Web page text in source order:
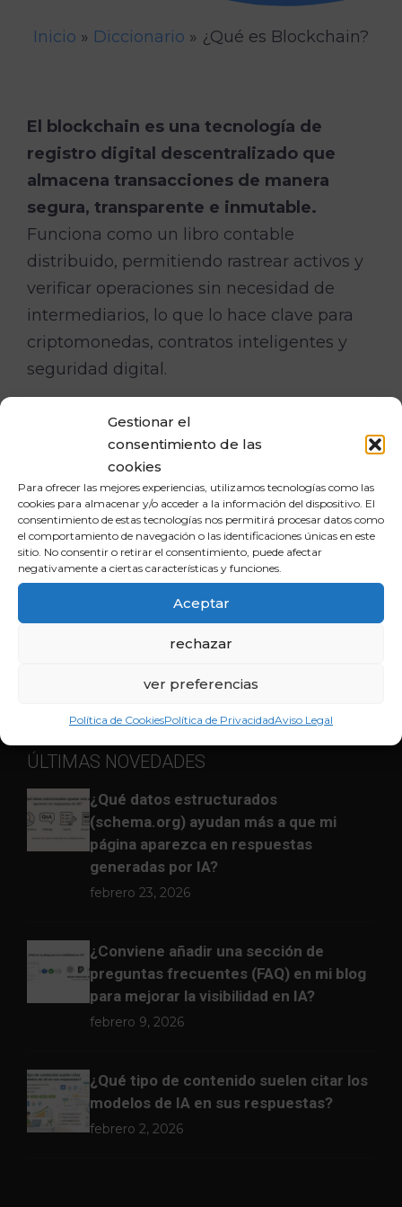
Gestionar el
consentimiento de las
cookies
Para ofrecer las mejores experiencias, utilizamos tecnologías como las
cookies para almacenar y/o acceder a la información del dispositivo. El
consentimiento de estas tecnologías nos permitirá procesar datos como
el comportamiento de navegación o las identificaciones únicas en este
sitio. No consentir o retirar el consentimiento, puede afectar
negativamente a ciertas características y funciones.
Aceptar
rechazar
ver preferencias
Política de CookiesPolítica de PrivacidadAviso Legal
Inicio » Diccionario » ¿Qué es Blockchain?
El blockchain es una tecnología de
registro digital descentralizado que
almacena transacciones de manera
segura, transparente e inmutable.
Funciona como un libro contable
distribuido, permitiendo rastrear activos y
verificar operaciones sin necesidad de
intermediarios, lo que lo hace clave para
criptomonedas, contratos inteligentes y
seguridad digital.
INBOUND
Únete a nuestra comunidad en las redes sociales y
descubre cómo potenciar tu sitio web para alcanzar
el éxito en el competitivo mundo digital.
ÚLTIMAS NOVEDADES
¿Qué datos estructurados
(schema.org) ayudan más a que mi
página aparezca en respuestas
generadas por IA?
febrero 23, 2026
¿Conviene añadir una sección de
preguntas frecuentes (FAQ) en mi blog
para mejorar la visibilidad en IA?
febrero 9, 2026
¿Qué tipo de contenido suelen citar los
modelos de IA en sus respuestas?
febrero 2, 2026